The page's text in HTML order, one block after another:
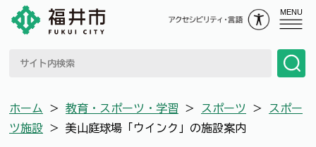
MENU
ホーム ＞ 教育・スポーツ・学習 ＞ スポーツ ＞
スポー
ツ施設 ＞ 美山庭球場「ウインク」の施設案内